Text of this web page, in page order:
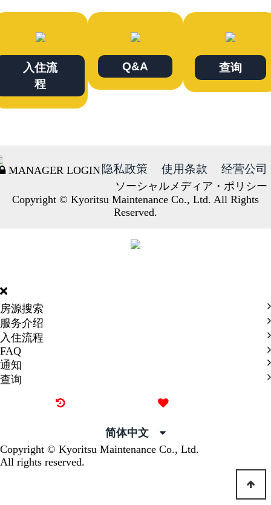
入住流
程
Q&A 查询
MANAGER LOGIN隐私政策 使用条款 经营公司
ソーシャルメディア・ポリシー
Copyright © Kyoritsu Maintenance Co., Ltd. All Rights
Reserved.
房源搜索
服务介绍
入住流程
FAQ
通知
查询
简体中文
Copyright © Kyoritsu Maintenance Co., Ltd.
All rights reserved.